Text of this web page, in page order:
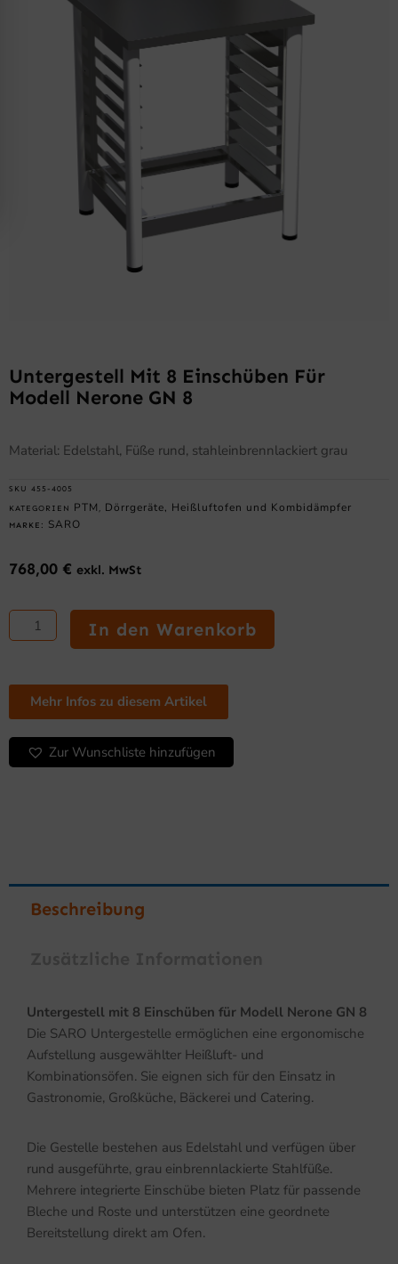
Untergestell Mit 8 Einschüben Für
Modell Nerone GN 8
Material: Edelstahl, Füße rund, stahleinbrennlackiert grau
SKU 455-4005
KATEGORIEN PTM , Dörrgeräte, Heißluftofen und Kombidämpfer
MARKE: SARO
768,00 € exkl. MwSt
Untergestell
8
für
Modell
Nerone
GN
In den Warenkorb
Mehr Infos zu diesem Artikel
Zur Wunschliste hinzufügen
Beschreibung
Untergestell mit 8 Einschüben für Modell Nerone GN 8
Die SARO Untergestelle ermöglichen eine ergonomische
Aufstellung ausgewählter Heißluft- und
Kombinationsöfen. Sie eignen sich für den Einsatz in
Gastronomie, Großküche, Bäckerei und Catering.
Die Gestelle bestehen aus Edelstahl und verfügen über
rund ausgeführte, grau einbrennlackierte Stahlfüße.
Mehrere integrierte Einschübe bieten Platz für passende
Bleche und Roste und unterstützen eine geordnete
Bereitstellung direkt am Ofen.